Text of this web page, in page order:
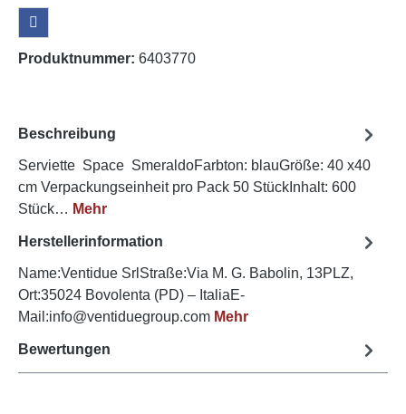
Produktnummer: 6403770
Beschreibung
Serviette Space SmeraldoFarbton: blauGröße: 40 x40
cm Verpackungseinheit pro Pack 50 StückInhalt: 600
Stück… Mehr
Herstellerinformation
Name:Ventidue SrlStraße:Via M. G. Babolin, 13PLZ,
Ort:35024 Bovolenta (PD) – ItaliaE-
Mail:info@ventiduegroup.com Mehr
Bewertungen